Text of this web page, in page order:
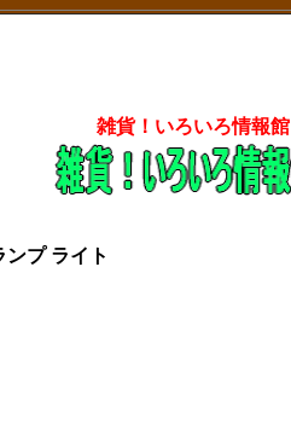
雑貨！いろいろ情報館
ンプ ライト